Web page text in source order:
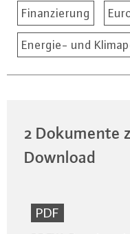
Finanzierung
Energie- und
2 Dokumente
Download
PDF